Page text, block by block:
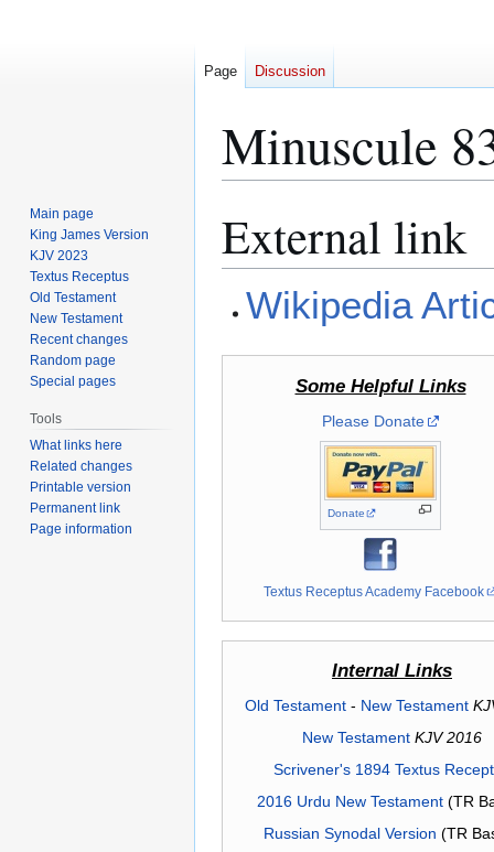
Minuscule
toto
External link
Wikipedia
Some Helpful Links
Please Donate
Donate
Textus Receptus Academy Facebook
Internal Links
Old Testament- New Testament
New Testament KJV 2016
Scrivener's 1894 Textus
2016 Urdu New Testament(TR
Russian Synodal Version (TR
Page Discussion
Main page
King James Version
KJV 2023
Textus Receptus
Old Testament
New Testament
Recent changes
Random page
Special pages
Tools
What links here
Related changes
Printable version
Permanent link
Page information